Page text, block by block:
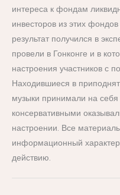
интереса к фондам
инвесторов из этих
результат получился в
провели в Гонконге и в
настроения участников с
Находившиеся в
музыки принимали на
консервативными
настроении. Все
информационный
действию.